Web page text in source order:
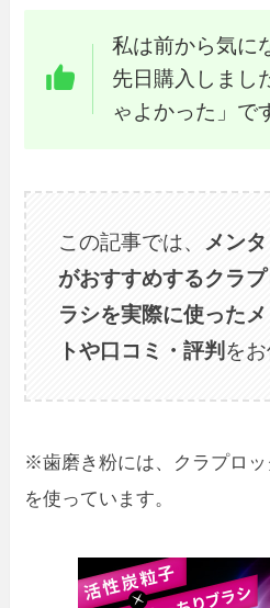
私は前から気に
先日購入しまし
ゃよかった」で
この記事では、
メン
がおすすめするクラ
ラシを実際に使った
トや口コミ・評判 をお
※歯磨き粉には、クラプロッ
を使っています。